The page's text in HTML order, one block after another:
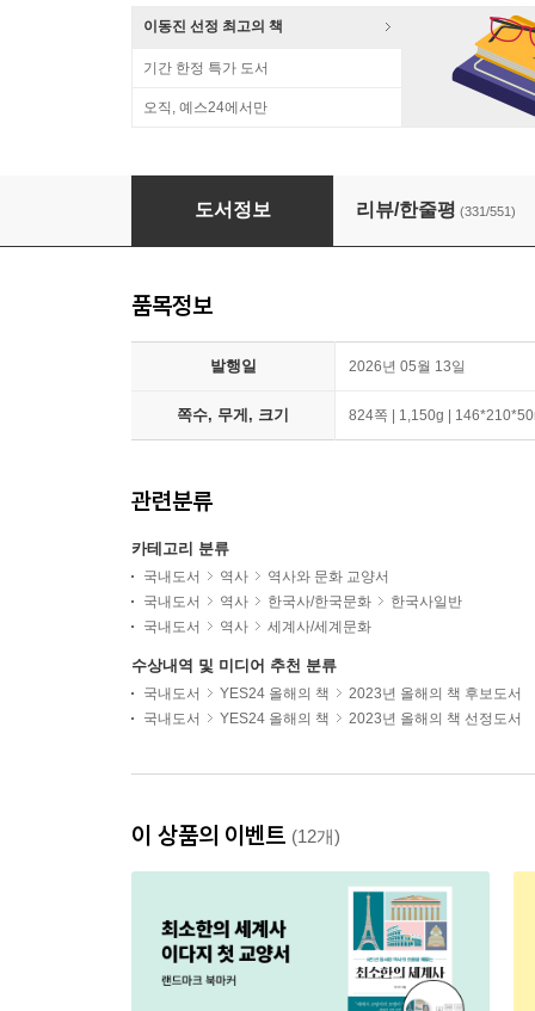
이동진 선정 최고의 책
기간 한정 특가 도서
오직, 예스24에서만
최소한의 한국사 + 최소한의 세계사 세트
도서정보 리뷰/한줄평 (331/551)
품목정보
발행일 2026년 05월 13일
쪽수, 무게, 크기 824쪽 | 1,150g |
관련분류
카테고리 분류
국내도서 역사
역사와 문화 교양서
국내도서
역사 한국사/한국문화
한국사일반
국내도서
역사 세계사/세계문화
수상내역 및 미디어 추천 분류
국내도서 YES24 올해의 책
2023년 올해의 책 후보도서
국내도서
YES24 올해의 책 2023년 올해의 책 선정도서
이 상품의 이벤트 (12개)